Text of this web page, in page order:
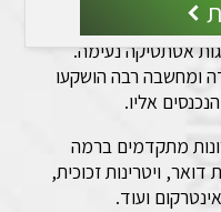
בין הפנים לחוץ,
אסתטיקה נעימה.
ומחשבה רבה הושקעו
אליו.
מתקדמים ברמה
דואר, ויטרינות זכוכית,
ועוד.